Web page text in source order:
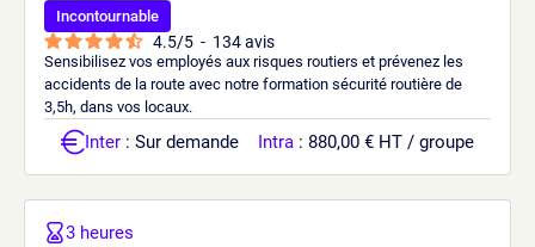
Incontournable
4.5/5 - 134avis
Sensibilisez vos employés aux risques routiers et prévenez les
accidents de la route avec notre formation sécurité routière de
3,5h, dans vos locaux.
Inter : Sur demande Intra : 880,00 € HT / groupe
3 heures